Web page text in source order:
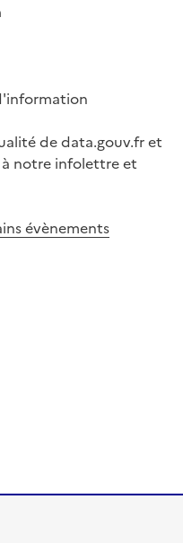
de data.gouv.fr et
à notre infolettre et
évènements